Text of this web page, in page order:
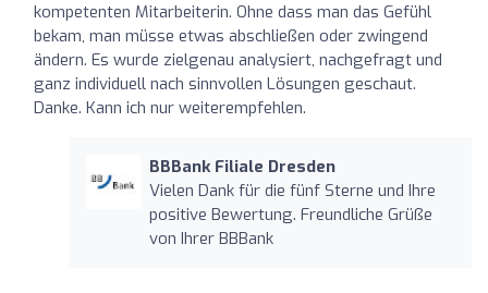
kompetenten Mitarbeiterin. Ohne dass man das Gefühl
bekam, man müsse etwas abschließen oder zwingend
ändern. Es wurde zielgenau analysiert, nachgefragt und
ganz individuell nach sinnvollen Lösungen geschaut.
Danke. Kann ich nur weiterempfehlen.
BBBank Filiale Dresden
Vielen Dank für die fünf Sterne und Ihre
positive Bewertung. Freundliche Grüße
von Ihrer BBBank